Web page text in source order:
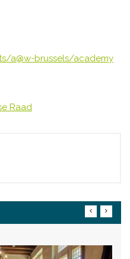
a@w-brussels/academy
Raad